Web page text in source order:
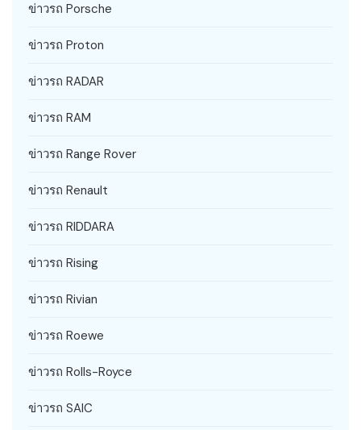
ข่าวรถ Porsche
ข่าวรถ Proton
ข่าวรถ RADAR
ข่าวรถ RAM
ข่าวรถ Range Rover
ข่าวรถ Renault
ข่าวรถ RIDDARA
ข่าวรถ Rising
ข่าวรถ Rivian
ข่าวรถ Roewe
ข่าวรถ Rolls-Royce
ข่าวรถ SAIC